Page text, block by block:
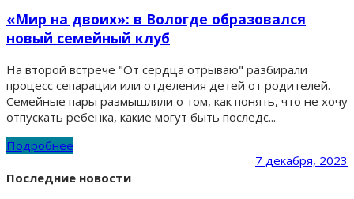
«Мир на двоих»: в Вологде образовался
новый семейный клуб
На второй встрече "От сердца отрываю" разбирали
процесс сепарации или отделения детей от родителей.
Семейные пары размышляли о том, как понять, что не хочу
отпускать ребенка, какие могут быть последс...
Подробнее
7 декабря, 2023
Последние новости